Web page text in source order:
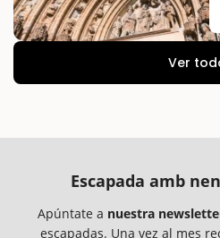
Ver
Escapada amb
Apúntate a nuestra
escapadas. Una vez al mes